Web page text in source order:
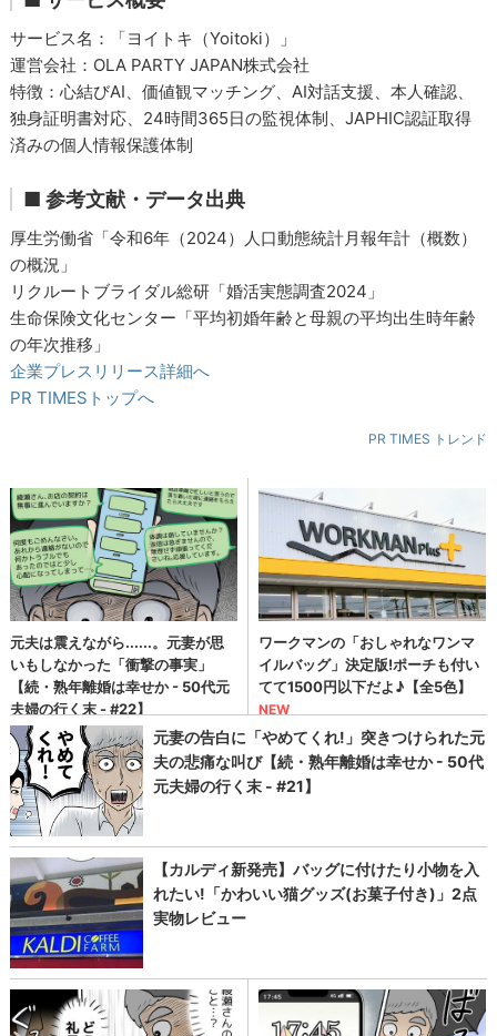
サービス名：「ヨイトキ（Yoitoki）」
運営会社：OLA PARTY JAPAN株式会社
特徴：心結びAI、価値観マッチング、AI対話支援、本人確認、
独身証明書対応、24時間365日の監視体制、JAPHIC認証取得
済みの個人情報保護体制
■ 参考文献・データ出典
厚生労働省「令和6年（2024）人口動態統計月報年計（概数）
の概況」
リクルートブライダル総研「婚活実態調査2024」
生命保険文化センター「平均初婚年齢と母親の平均出生時年齢
の年次推移」
企業プレスリリース詳細へ
PR TIMESトップへ
PR TIMES トレンド